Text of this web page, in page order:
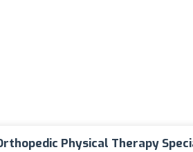
Physical Therapy